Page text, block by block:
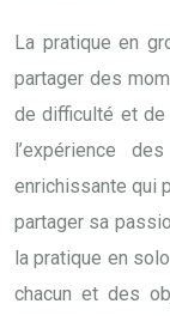
La pratique en
partager des
de difficulté et de
l’expérience
enrichissante qui
partager sa
la pratique en
chacun et des